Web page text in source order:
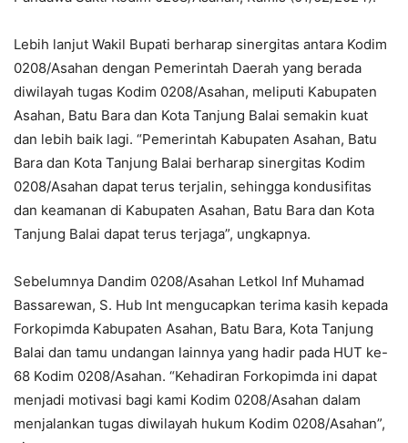
Lebih lanjut Wakil Bupati berharap sinergitas antara Kodim
0208/Asahan dengan Pemerintah Daerah yang berada
diwilayah tugas Kodim 0208/Asahan, meliputi Kabupaten
Asahan, Batu Bara dan Kota Tanjung Balai semakin kuat
dan lebih baik lagi. “Pemerintah Kabupaten Asahan, Batu
Bara dan Kota Tanjung Balai berharap sinergitas Kodim
0208/Asahan dapat terus terjalin, sehingga kondusifitas
dan keamanan di Kabupaten Asahan, Batu Bara dan Kota
Tanjung Balai dapat terus terjaga”, ungkapnya.
Sebelumnya Dandim 0208/Asahan Letkol Inf Muhamad
Bassarewan, S. Hub Int mengucapkan terima kasih kepada
Forkopimda Kabupaten Asahan, Batu Bara, Kota Tanjung
Balai dan tamu undangan lainnya yang hadir pada HUT ke-
68 Kodim 0208/Asahan. “Kehadiran Forkopimda ini dapat
menjadi motivasi bagi kami Kodim 0208/Asahan dalam
menjalankan tugas diwilayah hukum Kodim 0208/Asahan”,